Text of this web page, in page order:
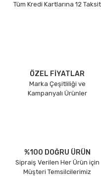
Tüm Kredi Kartlarına 12 Taksit
ÖZEL FİYATLAR
Marka Çeşitliliği ve
Kampanyalı Ürünler
%100 DOĞRU ÜRÜN
Sipraiş Verilen Her Ürün için
Müşteri Temsilcilerimiz